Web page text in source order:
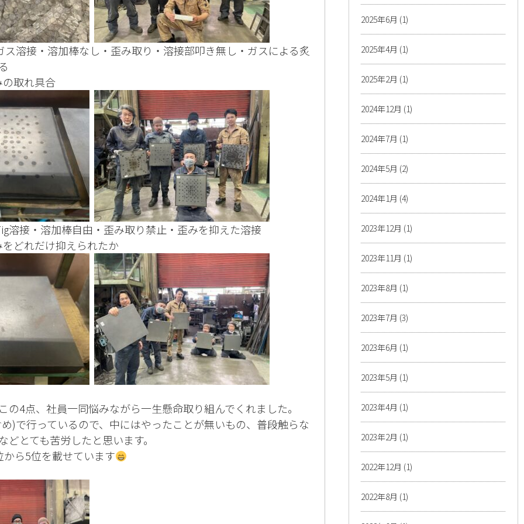
溶接・溶加棒なし・歪み取り・溶接部叩き無し・ガスによる炙
取れ具合
接・溶加棒自由・歪み取り禁止・歪みを抑えた溶接
どれだけ抑えられたか
の4点、社員一同悩みながら一生懸命取り組んでくれました。
)で行っているので、中にはやったことが無いもの、普段触らな
どとても苦労したと思います。
ら5位を載せています
2025年6月 (1)
2025年4月 (1)
2025年2月 (1)
2024年12月 (1)
2024年7月 (1)
2024年5月 (2)
2024年1月 (4)
2023年12月 (1)
2023年11月 (1)
2023年8月 (1)
2023年7月 (3)
2023年6月 (1)
2023年5月 (1)
2023年4月 (1)
2023年2月 (1)
2022年12月 (1)
2022年8月 (1)